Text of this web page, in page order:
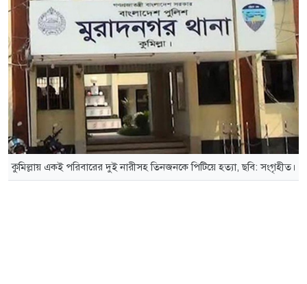
কুমিল্লায় একই পরিবারের দুই নারীসহ তিনজনকে পিটিয়ে হত্যা, ছবি: সংগৃহীত।